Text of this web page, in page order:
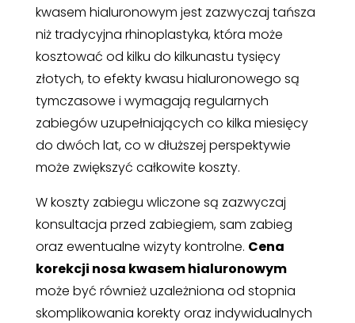
kwasem hialuronowym jest zazwyczaj tańsza
niż tradycyjna rhinoplastyka, która może
kosztować od kilku do kilkunastu tysięcy
złotych, to efekty kwasu hialuronowego są
tymczasowe i wymagają regularnych
zabiegów uzupełniających co kilka miesięcy
do dwóch lat, co w dłuższej perspektywie
może zwiększyć całkowite koszty.
W koszty zabiegu wliczone są zazwyczaj
konsultacja przed zabiegiem, sam zabieg
oraz ewentualne wizyty kontrolne. Cena
korekcji nosa kwasem hialuronowym
może być również uzależniona od stopnia
skomplikowania korekty oraz indywidualnych